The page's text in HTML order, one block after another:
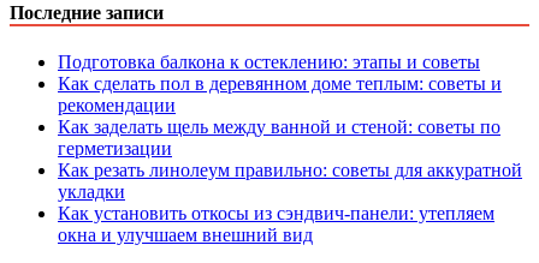
Последние записи
Подготовка балкона к остеклению: этапы и советы
Как сделать пол в деревянном доме теплым: советы и
рекомендации
Как заделать щель между ванной и стеной: советы по
герметизации
Как резать линолеум правильно: советы для аккуратной
укладки
Как установить откосы из сэндвич-панели: утепляем
окна и улучшаем внешний вид